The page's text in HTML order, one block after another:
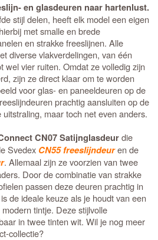
en glasdeuren naar hartenlust.
stijl delen, heeft elk model een eigen
met smalle en brede
en strakke freeslijnen. Alle
diverse vlakverdelingen, van één
wel vier ruiten. Omdat ze volledig zijn
zijn ze direct klaar om te worden
voor glas- en paneeldeuren op de
prachtig aansluiten op de
maar toch net even anders.
CN07 Satijnglasdeurdie
Svedex CN55 freeslijndeuren de
. Allemaal zijn ze voorzien van twee
Door de combinatie van strakke
passen deze deuren prachtig in
de ideale keuze als je houdt van een
tintje. Deze stijlvolle
in twee tinten wit. Wil je nog meer
collectie?